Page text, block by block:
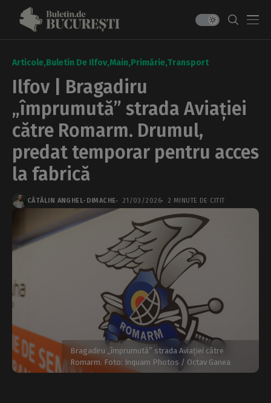
Articole Buletin De Ilfov Main Primărie Transport
Ilfov | Bragadiru
„împrumută” strada Aviației
către Romarm. Drumul,
predat temporar pentru acces
la fabrică
CĂTĂLIN ANGHEL-DIMACHE 21/03/2026 2 MINUTE DE CITIT
Bragadiru „împrumută” strada Aviației către
Romarm. Foto: Inquam Photos / Octav Ganea